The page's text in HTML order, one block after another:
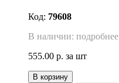
Код: 79608
В наличии: подробнее
555.00 р. за шт
В корзину